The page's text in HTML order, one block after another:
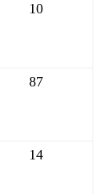
10
87
14